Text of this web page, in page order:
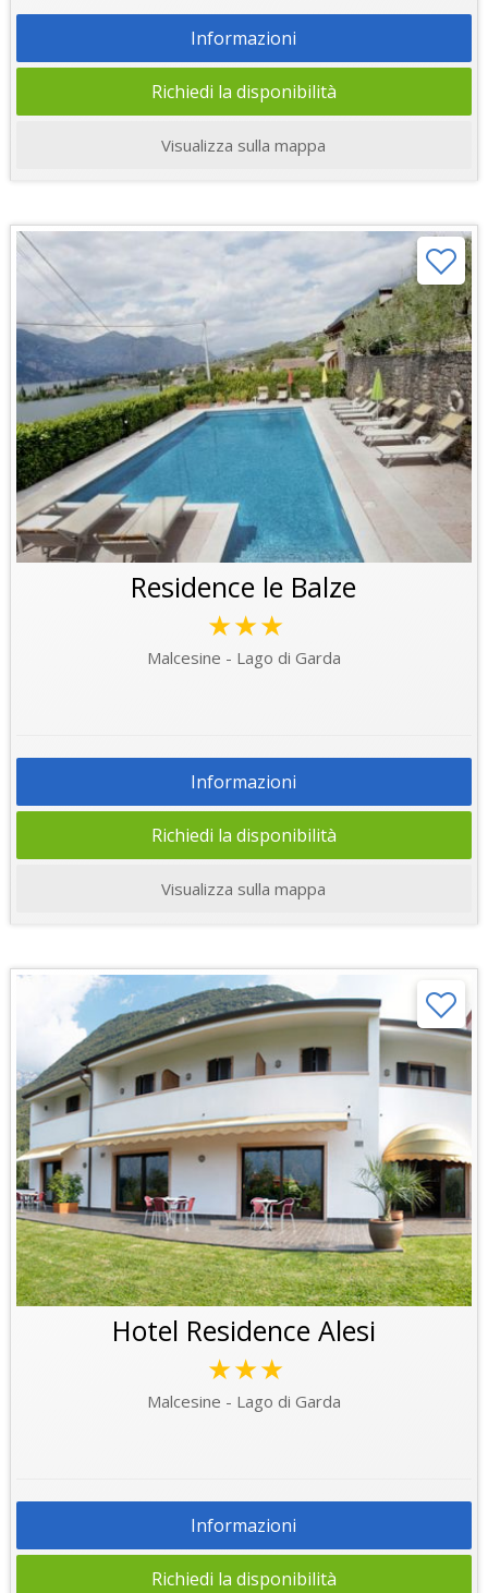
Informazioni
Richiedi la disponibilità
Visualizza sulla mappa
Residence le Balze
★★★
Malcesine - Lago di Garda
Informazioni
Richiedi la disponibilità
Visualizza sulla mappa
Hotel Residence Alesi
★★★
Malcesine - Lago di Garda
Informazioni
Richiedi la disponibilità